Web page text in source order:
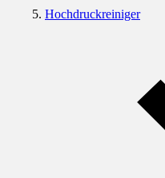
Hochdruckreiniger